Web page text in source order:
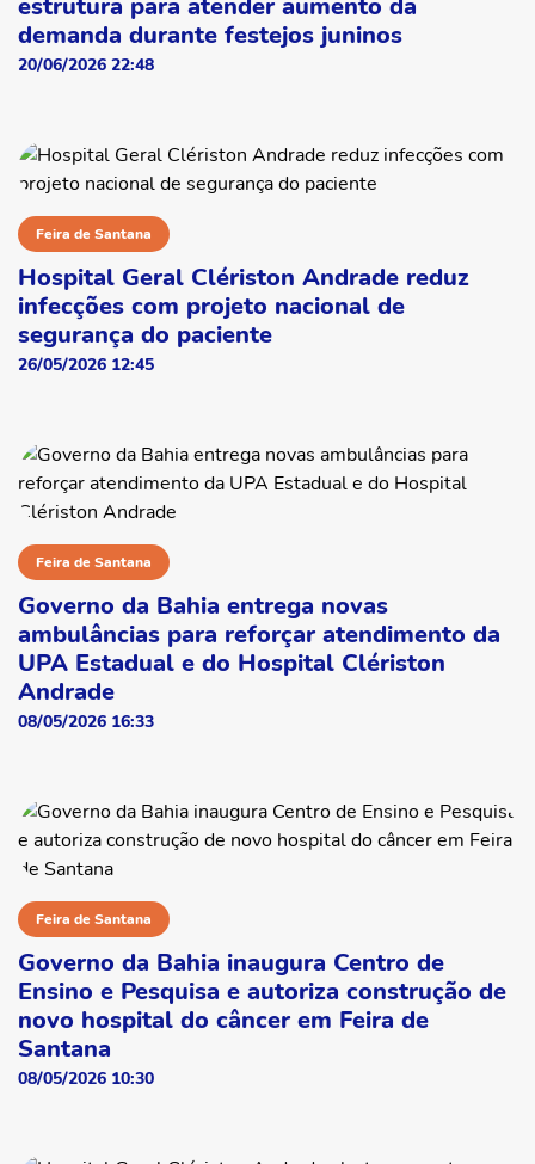
estrutura para atender aumento da
demanda durante festejos juninos
20/06/2026 22:48
Feira de Santana
Hospital Geral Clériston Andrade reduz
infecções com projeto nacional de
segurança do paciente
26/05/2026 12:45
Feira de Santana
Governo da Bahia entrega novas
ambulâncias para reforçar atendimento da
UPA Estadual e do Hospital Clériston
Andrade
08/05/2026 16:33
Feira de Santana
Governo da Bahia inaugura Centro de
Ensino e Pesquisa e autoriza construção de
novo hospital do câncer em Feira de
Santana
08/05/2026 10:30